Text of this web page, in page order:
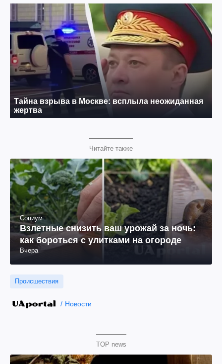
Читайте также
Социум
Взлетные снизить ваш урожай за ночь:
как бороться с улитками на огороде
Вчера
Происшествия
Новости
TOP news